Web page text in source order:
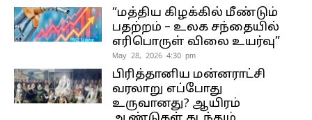
“மத்திய கிழக்கில் மீண்டும்
பதற்றம் – உலக சந்தையில்
எரிபொருள் விலை உயர்வு”
May 28, 2026 4:30 pm
பிரித்தானிய மன்னராட்சி
வரலாறு எப்போது
உருவானது? ஆயிரம்